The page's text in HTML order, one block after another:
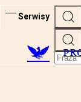
Serwisy